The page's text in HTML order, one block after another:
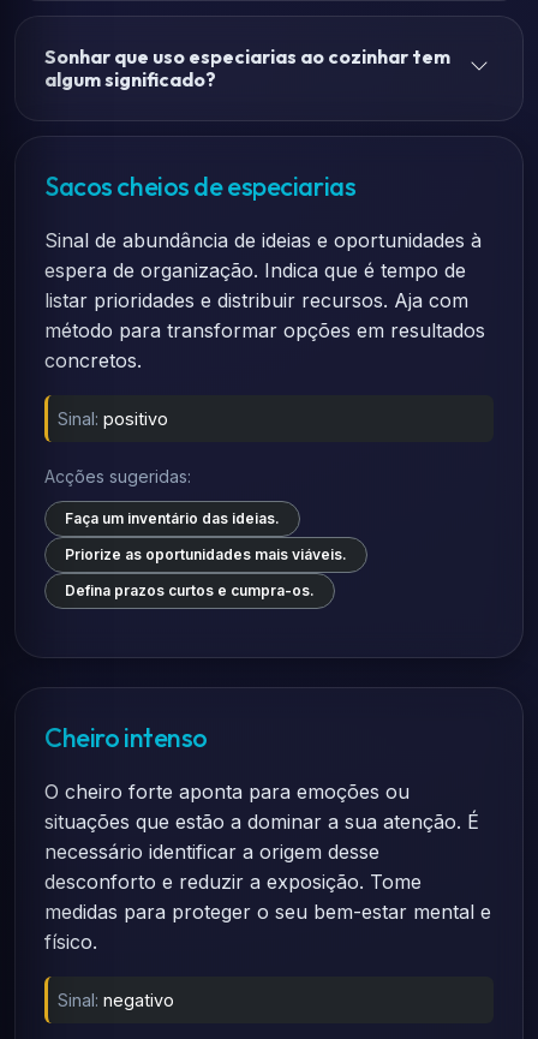
Sonhar que uso especiarias ao cozinhar tem
algum significado?
Sacos cheios de especiarias
Sinal de abundância de ideias e oportunidades à
espera de organização. Indica que é tempo de
listar prioridades e distribuir recursos. Aja com
método para transformar opções em resultados
concretos.
Sinal: positivo
Acções sugeridas:
Faça um inventário das ideias.
Priorize as oportunidades mais viáveis.
Defina prazos curtos e cumpra-os.
Cheiro intenso
O cheiro forte aponta para emoções ou
situações que estão a dominar a sua atenção. É
necessário identificar a origem desse
desconforto e reduzir a exposição. Tome
medidas para proteger o seu bem-estar mental e
físico.
Sinal: negativo